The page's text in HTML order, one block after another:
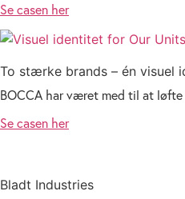
Se casen her
To stærke brands – én visuel
BOCCA har været med til at
Se casen her
Bladt Industries